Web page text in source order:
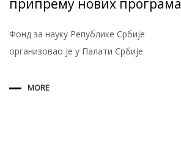
припрему нових програма
Фонд за науку Републике Србије
организовао је у Палати Србије
MORE